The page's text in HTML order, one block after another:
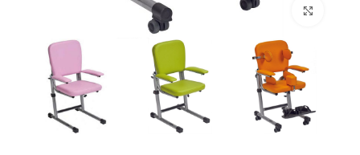
לחצו להגדלה